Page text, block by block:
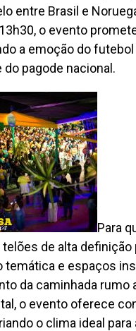
entre Brasil e
o evento
a emoção do
pagode nacional.
Para
de alta
temática e espaços
da caminhada rumo
o evento oferece
o clima ideal